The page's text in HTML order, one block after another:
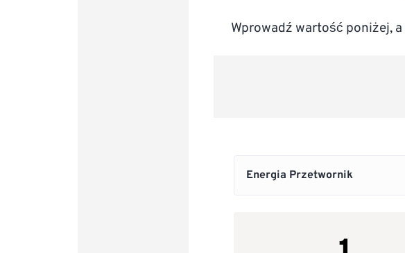
Wprowadź wartość poniżej,